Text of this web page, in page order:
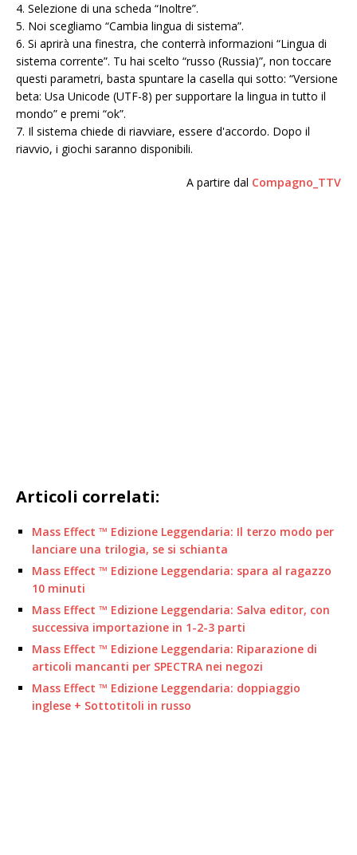
4. Selezione di una scheda “Inoltre”.
5. Noi scegliamo “Cambia lingua di sistema”.
6. Si aprirà una finestra, che conterrà informazioni “Lingua di
sistema corrente”. Tu hai scelto “russo (Russia)”, non toccare
questi parametri, basta spuntare la casella qui sotto: “Versione
beta: Usa Unicode (UTF-8) per supportare la lingua in tutto il
mondo” e premi “ok”.
7. Il sistema chiede di riavviare, essere d'accordo. Dopo il
riavvio, i giochi saranno disponibili.
A partire dal Compagno_TTV
Articoli correlati:
Mass Effect ™ Edizione Leggendaria: Il terzo modo per
lanciare una trilogia, se si schianta
Mass Effect ™ Edizione Leggendaria: spara al ragazzo
10 minuti
Mass Effect ™ Edizione Leggendaria: Salva editor, con
successiva importazione in 1-2-3 parti
Mass Effect ™ Edizione Leggendaria: Riparazione di
articoli mancanti per SPECTRA nei negozi
Mass Effect ™ Edizione Leggendaria: doppiaggio
inglese + Sottotitoli in russo